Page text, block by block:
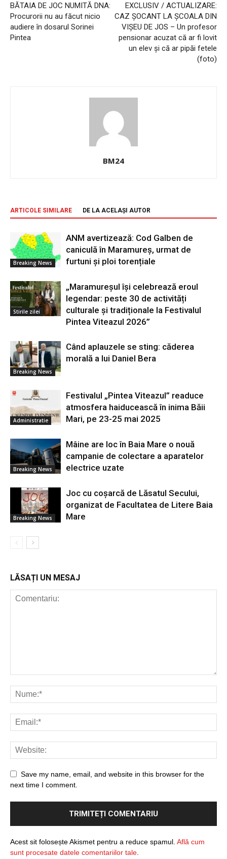
BĂTAIA DE JOC NUMITĂ DNA:
Procurorii nu au făcut nicio
audiere în dosarul Sorinei
Pintea
EXCLUSIV / ACTUALIZARE:
CAZ ȘOCANT LA ȘCOALA DIN
VIȘEU DE JOS – Un profesor
pensionar acuzat că ar fi lovit
un elev și că ar pipăi fetele
(foto)
BM24
ARTICOLE SIMILARE DE LA ACELAȘI AUTOR
Breaking News
ANM avertizează: Cod Galben de
caniculă în Maramureș, urmat de
furtuni și ploi torențiale
Stirile zilei
„Maramureșul își celebrează eroul
legendar: peste 30 de activități
culturale și tradiționale la Festivalul
Pintea Viteazul 2026”
Breaking News
Când aplauzele se sting: căderea
morală a lui Daniel Bera
Administratie
Festivalul „Pintea Viteazul” readuce
atmosfera haiducească în inima Băii
Mari, pe 23-25 mai 2025
Breaking News
Mâine are loc în Baia Mare o nouă
campanie de colectare a aparatelor
electrice uzate
Breaking News
Joc cu coșarcă de Lăsatul Secului,
organizat de Facultatea de Litere Baia
Mare
LĂSAȚI UN MESAJ
Save my name, email, and website in this browser for the
next time I comment.
Acest sit folosește Akismet pentru a reduce spamul. Află cum
sunt procesate datele comentariilor tale